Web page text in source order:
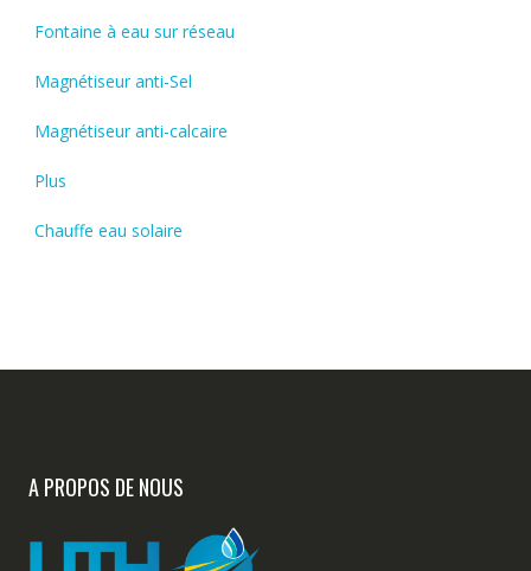
Fontaine à eau sur réseau
Magnétiseur anti-Sel
Magnétiseur anti-calcaire
Plus
Chauffe eau solaire
A PROPOS DE NOUS